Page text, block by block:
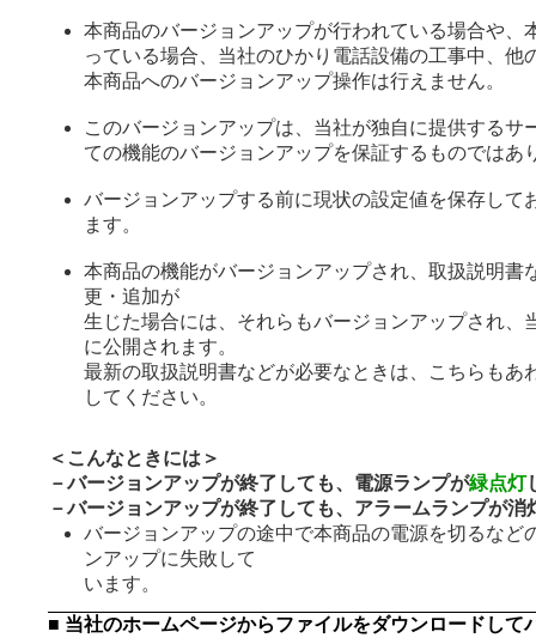
本商品のバージョンアップが行われている場合や、
っている場合、当社のひかり電話設備の工事中、他
本商品へのバージョンアップ操作は行えません。
このバージョンアップは、当社が独自に提供するサ
ての機能のバージョンアップを保証するものではあ
バージョンアップする前に現状の設定値を保存して
ます。
本商品の機能がバージョンアップされ、取扱説明書
更・追加が
生じた場合には、それらもバージョンアップされ、
に公開されます。
最新の取扱説明書などが必要なときは、こちらもあ
してください。
＜こんなときには＞
－バージョンアップが終了しても、電源ランプが緑点灯
－バージョンアップが終了しても、アラームランプが消
バージョンアップの途中で本商品の電源を切るなど
ンアップに失敗して
います。
■ 当社のホームページからファイルをダウンロードして